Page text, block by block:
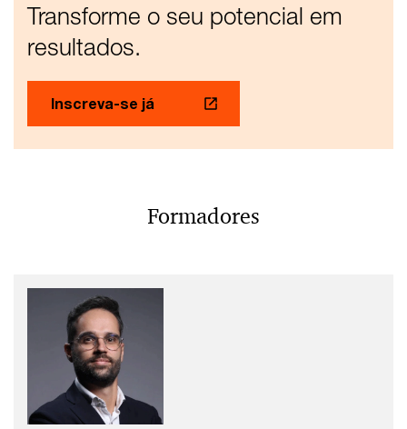
Transforme o seu potencial em
resultados.
Inscreva-se já
Formadores